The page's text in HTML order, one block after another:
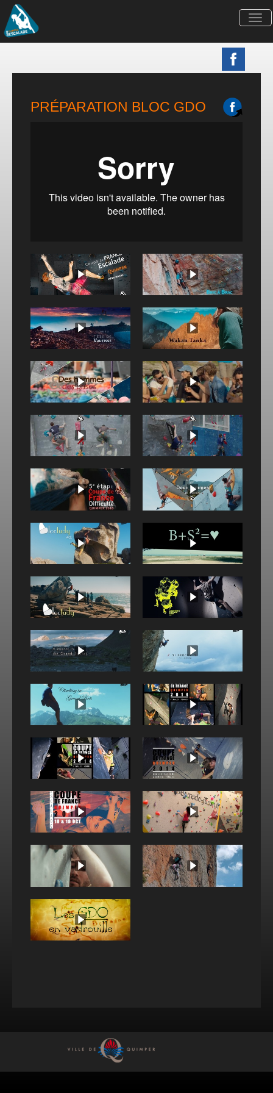
PRÉPARATION BLOC GDO